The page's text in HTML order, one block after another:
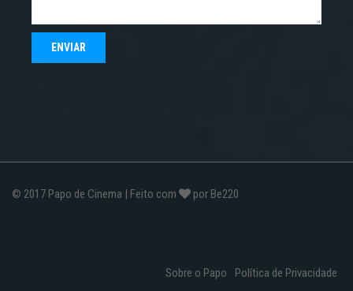
© 2017 Papo de Cinema | Feito com por Be220
Sobre o Papo Política de Privacidade